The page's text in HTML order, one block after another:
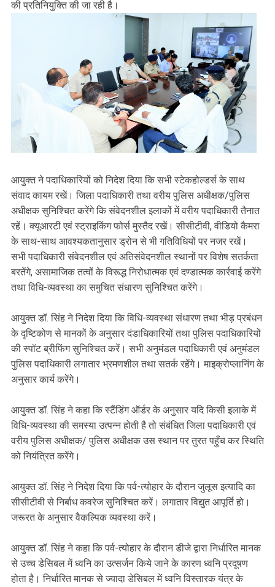
की प्रतिनियुक्ति की जा रही है।
आयुक्त ने पदाधिकारियों को निदेश दिया कि सभी स्टेकहोल्डर्स के साथ
संवाद कायम रखें। जिला पदाधिकारी तथा वरीय पुलिस अधीक्षक/पुलिस
अधीक्षक सुनिश्चित करेंगे कि संवेदनशील इलाकों में वरीय पदाधिकारी तैनात
रहें। क्यूआरटी एवं स्ट्राइकिंग फोर्स मुस्तैद रखें। सीसीटीवी, वीडियो कैमरा
के साथ-साथ आवश्यकतानुसार ड्रोन से भी गतिविधियों पर नजर रखें।
सभी पदाधिकारी संवेदनशील एवं अतिसंवेदनशील स्थानों पर विशेष सतर्कता
बरतेंगे, असामाजिक तत्वों के विरूद्ध निरोधात्मक एवं दण्डात्मक कार्रवाई करेंगे
तथा विधि-व्यवस्था का समुचित संधारण सुनिश्चित करेंगे।
आयुक्त डॉ. सिंह ने निदेश दिया कि विधि-व्यवस्था संधारण तथा भीड़ प्रबंधन
के दृष्टिकोण से मानकों के अनुसार दंडाधिकारियों तथा पुलिस पदाधिकारियों
की स्पॉट ब्रीफिंग सुनिश्चित करें। सभी अनुमंडल पदाधिकारी एवं अनुमंडल
पुलिस पदाधिकारी लगातार भ्रमणशील तथा सतर्क रहेंगे। माइक्रोप्लानिंग के
अनुसार कार्य करेंगे।
आयुक्त डॉ. सिंह ने कहा कि स्टैंडिंग ऑर्डर के अनुसार यदि किसी इलाके में
विधि-व्यवस्था की समस्या उत्पन्न होती है तो संबंधित जिला पदाधिकारी एवं
वरीय पुलिस अधीक्षक/ पुलिस अधीक्षक उस स्थान पर तुरत पहुँच कर स्थिति
को नियंत्रित करेंगे।
आयुक्त डॉ. सिंह ने निदेश दिया कि पर्व-त्योहार के दौरान जुलूस इत्यादि का
सीसीटीवी से निर्बाध कवरेज सुनिश्चित करें। लगातार विद्युत आपूर्ति हो।
जरूरत के अनुसार वैकल्पिक व्यवस्था करें।
आयुक्त डॉ. सिंह ने कहा कि पर्व-त्योहार के दौरान डीजे द्वारा निर्धारित मानक
से उच्च डेसिबल में ध्वनि का उत्सर्जन किये जाने के कारण ध्वनि प्रदूषण
होता है। निर्धारित मानक से ज्यादा डेसिबल में ध्वनि विस्तारक यंत्र के